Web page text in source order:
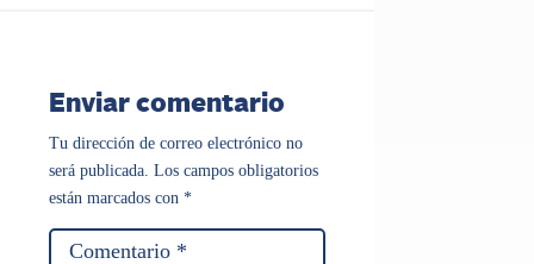
Enviar comentario
Tu dirección de correo electrónico no
será publicada. Los campos obligatorios
están marcados con *